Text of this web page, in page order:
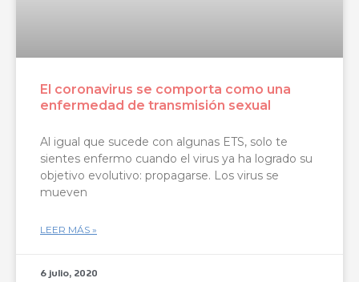
El coronavirus se comporta como una
enfermedad de transmisión sexual
Al igual que sucede con algunas ETS, solo te
sientes enfermo cuando el virus ya ha logrado su
objetivo evolutivo: propagarse. Los virus se
mueven
LEER MÁS »
6 julio, 2020